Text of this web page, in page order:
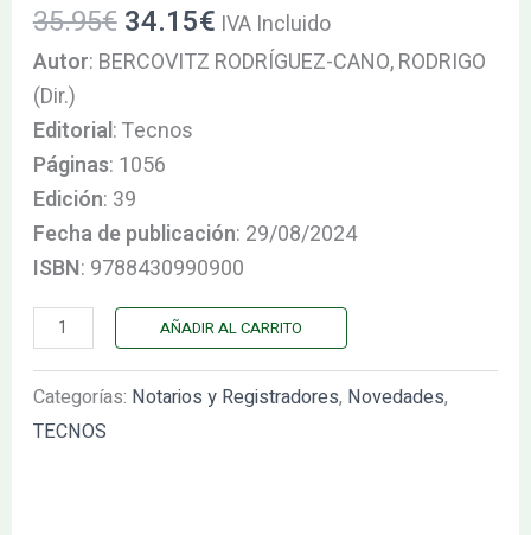
35.95€ 34.15€ IVA Incluido
Autor: BERCOVITZ RODRÍGUEZ-CANO, RODRIGO
(Dir.)
Editorial: Tecnos
Páginas: 1056
Edición: 39
Fecha de publicación: 29/08/2024
ISBN: 9788430990900
AÑADIR AL CARRITO
Categorías: Notarios y Registradores, Novedades,
TECNOS